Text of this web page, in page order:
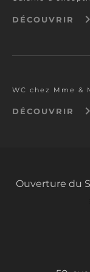
DÉCOUVRIR keyboard_arrow_right
WC c he z M m e &
DÉCOUVRIR keyboard_arrow_right
Ouverture du